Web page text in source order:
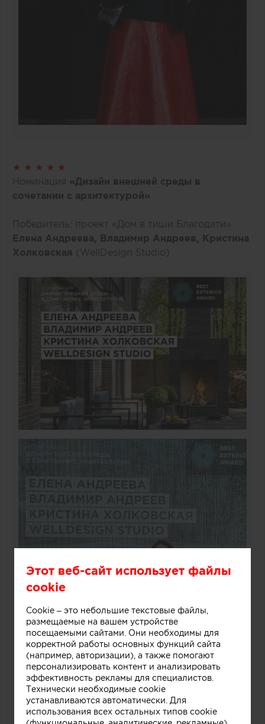
★ ★ ★ ★ ★
Номинация «Дизайн внешней среды в
сочетании с архитектурой»
Победитель: проект «Дом в тиши Благодати»
Елена Андреева, Владимир Андреев, Кристина
Холковская (WellDesign Studio)
Этот веб-сайт использует файлы
cookie
Cookie – это небольшие текстовые файлы,
размещаемые на вашем устройстве
посещаемыми сайтами. Они необходимы для
корректной работы основных функций сайта
(например, авторизации), а также помогают
персонализировать контент и анализировать
эффективность рекламы для специалистов.
Технически необходимые cookie
устанавливаются автоматически. Для
использования всех остальных типов cookie